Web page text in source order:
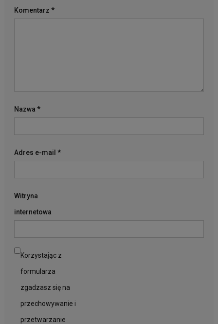
Komentarz *
Nazwa *
Adres e-mail *
Witryna
internetowa
Korzystając z
formularza
zgadzasz się na
przechowywanie i
przetwarzanie